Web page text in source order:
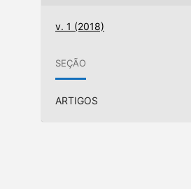
v. 1 (2018)
SEÇÃO
ARTIGOS